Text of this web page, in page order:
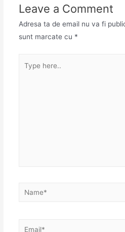
Leave a Comment
Adresa ta de email nu va fi
sunt marcate cu *
here..
Name*
Email*